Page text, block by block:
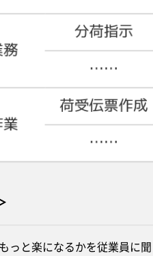
っと楽になるかを従業員に